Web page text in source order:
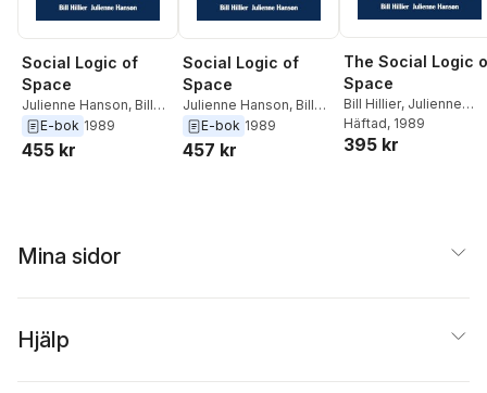
Social Logic of
Space
Julienne Hanson, Bill
HillierE-bok 1989
455 kr
Social Logic of
Space
Julienne Hanson, Bill
HillierE-bok 1989
457 kr
The Social Logic
Space
Bill Hillier, Julienne
Hanson
Häftad, 1989
395 kr
Mina sidor
Hjälp